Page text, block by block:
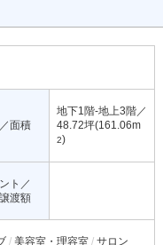
面積
地下1階-地上3階／
48.72坪(161.06m
2)
ト／
渡額
美容室・理容室
サロン